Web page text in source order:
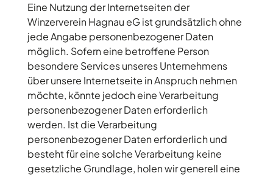
Eine Nutzung der Internetseiten der
Winzerverein Hagnau eG ist grundsätzlich ohne
jede Angabe personenbezogener Daten
möglich. Sofern eine betroffene Person
besondere Services unseres Unternehmens
über unsere Internetseite in Anspruch nehmen
möchte, könnte jedoch eine Verarbeitung
personenbezogener Daten erforderlich
werden. Ist die Verarbeitung
personenbezogener Daten erforderlich und
besteht für eine solche Verarbeitung keine
gesetzliche Grundlage, holen wir generell eine